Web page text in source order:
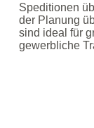
Speditionen
der Planung
sind ideal für
gewerbliche